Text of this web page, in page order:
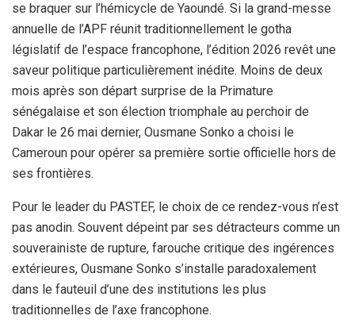
se braquer sur l’hémicycle de Yaoundé. Si la grand-messe
annuelle de l’APF réunit traditionnellement le gotha
législatif de l’espace francophone, l’édition 2026 revêt une
saveur politique particulièrement inédite. Moins de deux
mois après son départ surprise de la Primature
sénégalaise et son élection triomphale au perchoir de
Dakar le 26 mai dernier, Ousmane Sonko a choisi le
Cameroun pour opérer sa première sortie officielle hors de
ses frontières.
Pour le leader du PASTEF, le choix de ce rendez-vous n’est
pas anodin. Souvent dépeint par ses détracteurs comme un
souverainiste de rupture, farouche critique des ingérences
extérieures, Ousmane Sonko s’installe paradoxalement
dans le fauteuil d’une des institutions les plus
traditionnelles de l’axe francophone.